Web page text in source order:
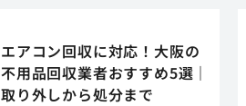
エアコン回収に対応！大阪の
不用品回収業者おすすめ5選｜
取り外しから処分まで